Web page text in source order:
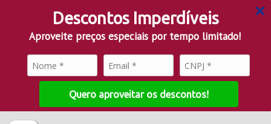
Descontos Imperdíveis
Aproveite preços especiais por tempo limitado!
Quero aproveitar os descontos!